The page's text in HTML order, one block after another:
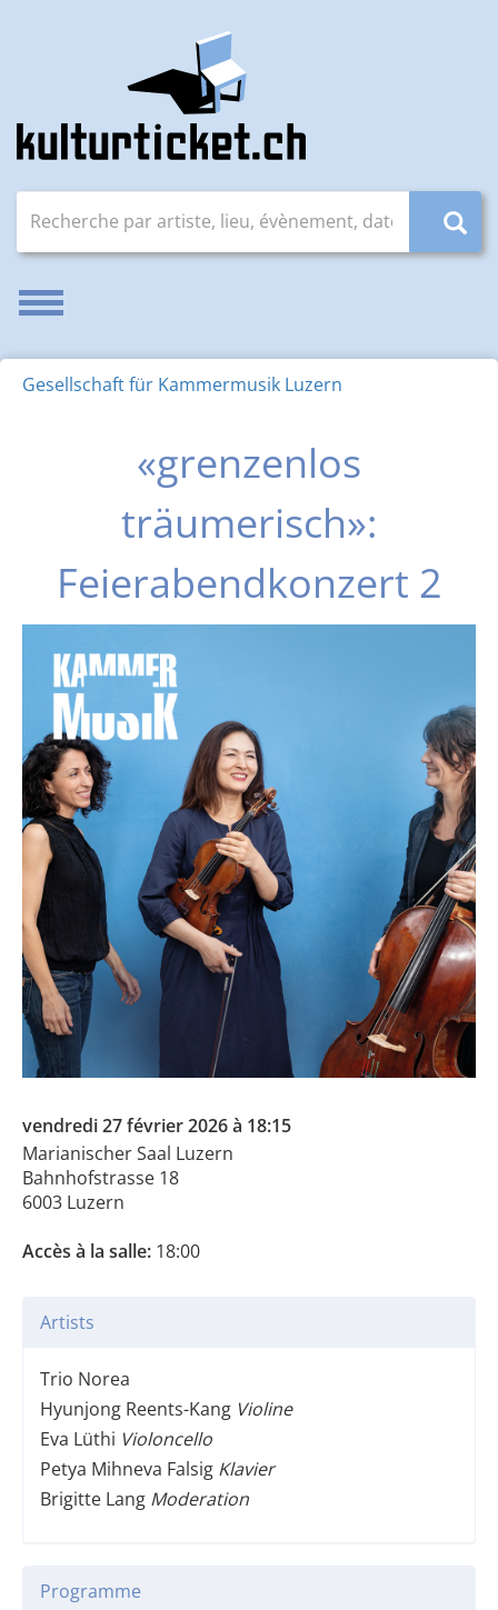
Recherche par artiste, lieu, évènement, date
Activer/désactiver la navigation
Gesellschaft für Kammermusik Luzern
«grenzenlos
träumerisch»:
Feierabendkonzert 2
vendredi 27 février 2026 à 18:15
Marianischer Saal Luzern
Bahnhofstrasse 18
6003 Luzern
Accès à la salle: 18:00
Artists
Trio Norea
Hyunjong Reents-Kang Violine
Eva Lüthi Violoncello
Petya Mihneva Falsig Klavier
Brigitte Lang Moderation
Programme